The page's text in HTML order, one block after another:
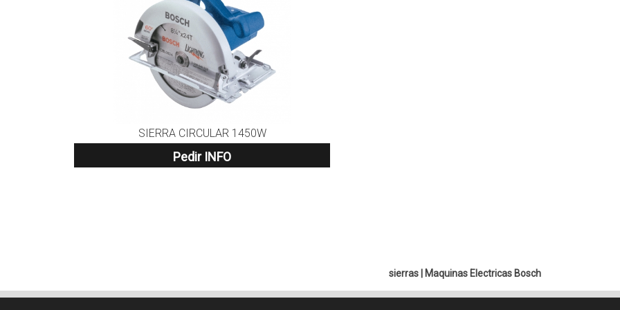
SIERRA CIRCULAR 1450W
Pedir INFO
sierras Maquinas Electricas Bosch